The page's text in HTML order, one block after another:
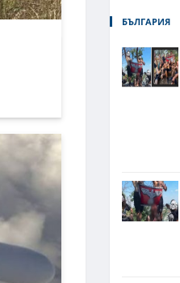
БЪЛГАРИЯ